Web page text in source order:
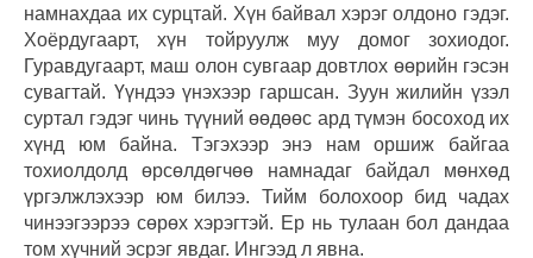
намнахдаа их сурцтай. Хүн байвал хэрэг олдоно гэдэг.
Хоёрдугаарт, хүн тойруулж муу домог зохиодог.
Гуравдугаарт, маш олон сувгаар довтлох өөрийн гэсэн
сувагтай. Үүндээ үнэхээр гаршсан. Зуун жилийн үзэл
суртал гэдэг чинь түүний өөдөөс ард түмэн босоход их
хүнд юм байна. Тэгэхээр энэ нам оршиж байгаа
тохиолдолд өрсөлдөгчөө намнадаг байдал мөнхөд
үргэлжлэхээр юм билээ. Тийм болохоор бид чадах
чинээгээрээ сөрөх хэрэгтэй. Ер нь тулаан бол дандаа
том хүчний эсрэг явдаг. Ингээд л явна.